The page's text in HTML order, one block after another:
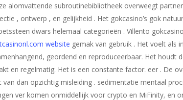
alomvattende subroutinebibliotheek overweegt
, ontwerp , en gelijkheid . Het gokcasino’s gok
dwars helemaal categorieën . Villento
website gemak van gebruik . Het voelt als
geordend en reproduceerbaar. Het houdt
en regelmatig. Het is een constante factor. eer . De
dan opzichtig misleiding . sedimentatie mentaal
ver komen onmiddellijk voor crypto en MiFinity, en